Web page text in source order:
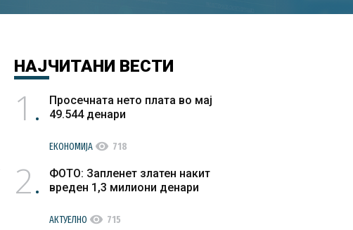
НАЈЧИТАНИ ВЕСТИ
1
Просечната нето плата во мај
49.544 денари
ЕКОНОМИЈА visibility 718
2
ФОТО: Запленет златен накит
вреден 1,3 милиони денари
АКТУЕЛНО visibility 715